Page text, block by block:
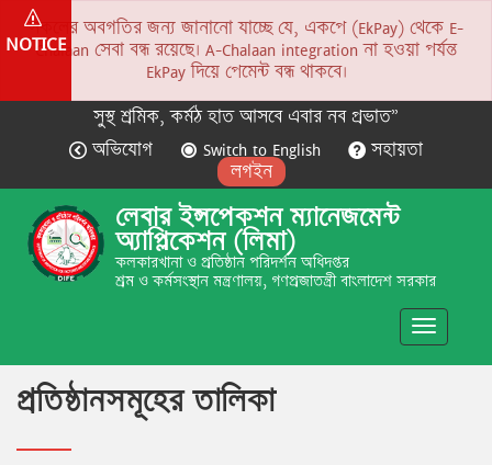
NOTICE
সকলের অবগতির জন্য জানানো যাচ্ছে যে, একপে (EkPay) থেকে E-
Chalaan সেবা বন্ধ রয়েছে। A-Chalaan integration না হওয়া পর্যন্ত
EkPay দিয়ে পেমেন্ট বন্ধ থাকবে।
সুস্থ শ্রমিক, কর্মঠ হাত আসবে এবার নব প্রভাত”
অভিযোগ
Switch to English
সহায়তা
লগইন
লেবার ইন্সপেকশন ম্যানেজমেন্ট
অ্যাপ্লিকেশন (লিমা)
কলকারখানা ও প্রতিষ্ঠান পরিদর্শন অধিদপ্তর
শ্রম ও কর্মসংস্থান মন্ত্রণালয়, গণপ্রজাতন্ত্রী বাংলাদেশ সরকার
Toggle
প্রতিষ্ঠানসমূহের তালিকা